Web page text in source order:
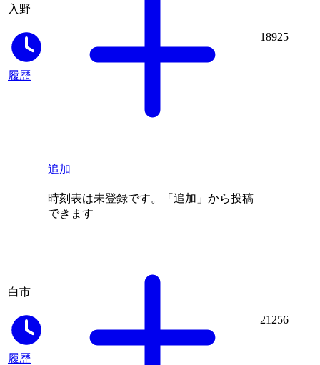
入野
履歴
追加
18925
白市
履歴
時刻表は未登録です。「追加」から投稿
できます
21256